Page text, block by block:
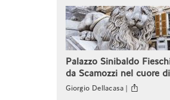
Palazzo Sinibaldo
da Scamozzi nel cuore
Giorgio Dellacasa |